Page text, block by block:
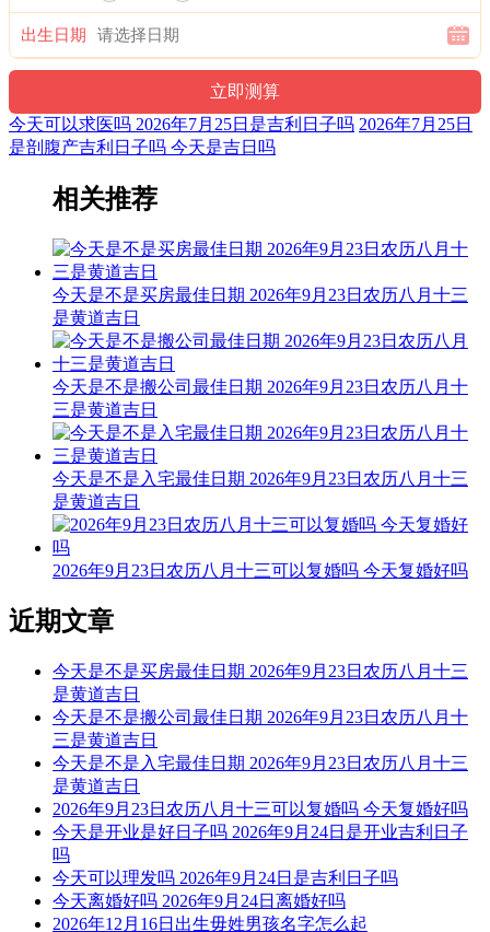
诗云：
执日威仪总等权，得遇之星出大贤；捉贼擒盗马到成，入宅进
火亦安太。
结婚嫁娶宜慎用，见官词讼可为吉；开山放水有阻碍，参看时
通至有益。
福神：西南 月支：未土 年太岁：文哲
九星：九紫天乙火星(吉) 二十八宿：南方氐宿氐土貉(凶)
十二值神：天刑 — 凶：俗称“大黑道日”。古籍云：天刑星，
利于出师，战无不克，其它动作谋为皆不宜用，大忌词讼。
阳贵神：正南 月相：宵月 岁破位：正北
阴贵神：东北 物候：腐草为萤 犯太岁：马,鼠,牛,兔
财神：正东 月名：季夏 太岁位：正南
今天不可以开生坟
根据该日的黄历信息分析可得，2026年7月25日为黑道日，就
不好的影响， 但黑道日并不是完全忌讳开生坟，若怕带来不
好的影响，云玥取名网请您可以另选个黄道吉日进行哦。
每日五行穿衣指南
【大吉色】绿色、青色、青绿、翠绿
被今天五行生。寓意容易得到贵人的帮助，事事顺心如意。人
缘和异性缘也会变得非常好，对身边的人来说显得格外有魅
力。可以借助五行的影响，充分发挥自己的才能。
【次吉色】黑色、蓝色
与今天五行同。寓意幸运眷顾，做事顺利，有助于合作和谈判
的进行，实现共赢。这是一个很好的机会，不要犹豫，勇敢迈
出生日期
今天可以求医吗 2026年7月25日是吉利日子吗 2026年7月25日
是剖腹产吉利日子吗 今天是吉日吗
相关推荐
今天是不是买房最佳日期 2026年9月23日农历八月十三
是黄道吉日
今天是不是搬公司最佳日期 2026年9月23日农历八月十
三是黄道吉日
今天是不是入宅最佳日期 2026年9月23日农历八月十三
是黄道吉日
2026年9月23日农历八月十三可以复婚吗 今天复婚好吗
近期文章
今天是不是买房最佳日期 2026年9月23日农历八月十三
是黄道吉日
今天是不是搬公司最佳日期 2026年9月23日农历八月十
三是黄道吉日
今天是不是入宅最佳日期 2026年9月23日农历八月十三
是黄道吉日
2026年9月23日农历八月十三可以复婚吗 今天复婚好吗
今天是开业是好日子吗 2026年9月24日是开业吉利日子
吗
今天可以理发吗 2026年9月24日是吉利日子吗
今天离婚好吗 2026年9月24日离婚好吗
2026年12月16日出生毋姓男孩名字怎么起